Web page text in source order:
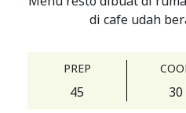
di cafe udah
PREP
45 30